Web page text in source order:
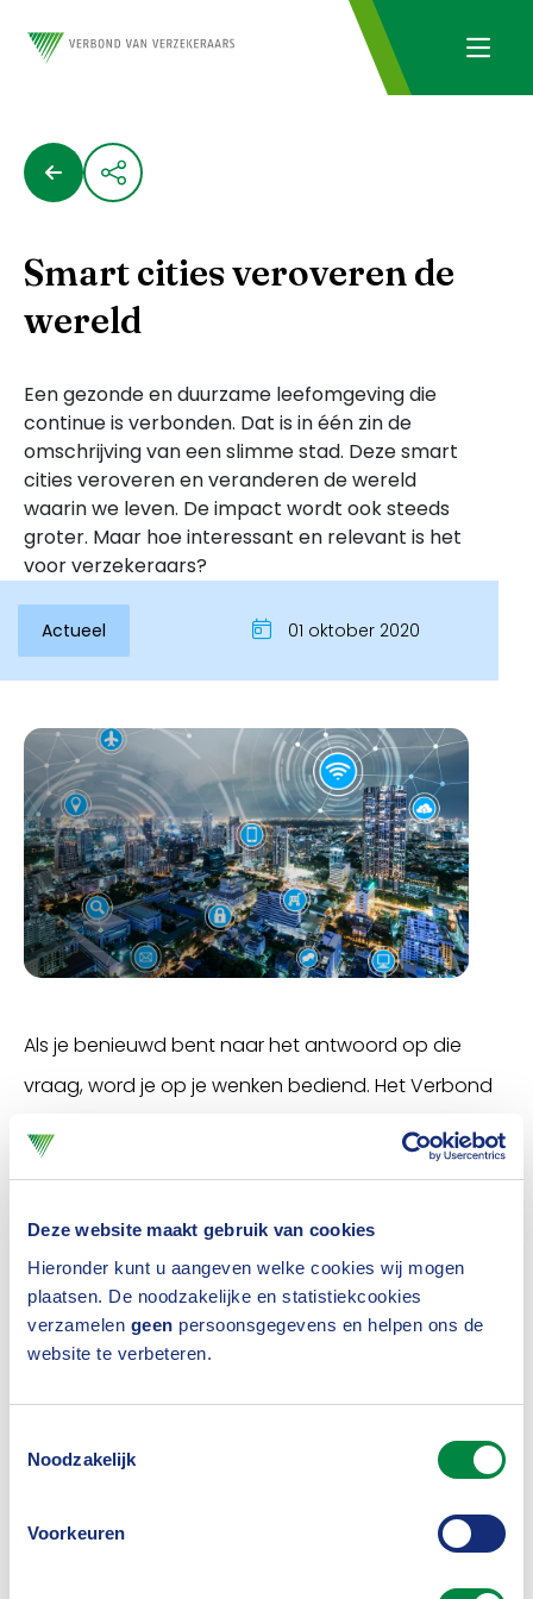
Deze website maakt gebruik van cookies
Hieronder kunt u aangeven welke cookies wij mogen
plaatsen. De noodzakelijke en statistiekcookies
verzamelen geen persoonsgegevens en helpen ons de
website te verbeteren.
Noodzakelijk
Voorkeuren
Inloggen
Smart cities veroveren de
wereld
Een gezonde en duurzame leefomgeving die
continue is verbonden. Dat is in één zin de
omschrijving van een slimme stad. Deze smart
cities veroveren en veranderen de wereld
waarin we leven. De impact wordt ook steeds
groter. Maar hoe interessant en relevant is het
voor verzekeraars?
Actueel 01 oktober 2020
Als je benieuwd bent naar het antwoord op die
vraag, word je op je wenken bediend. Het Verbond
organiseert namelijk op 8 oktober om 16.00 uur een
livestream (Smart cities ,een slimme kans voor
Programma
Jos Sentel, manager bij Sytrus Achmea en co-
auteur van het boek
waar-waarom vragen. Futuroloog Peet Sneekes van
onze partner Cognizant gaat op zijn beurt in opde
. En onze eigen directeur